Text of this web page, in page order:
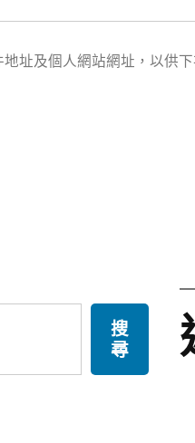
址及個人網站網址，以供
搜
尋